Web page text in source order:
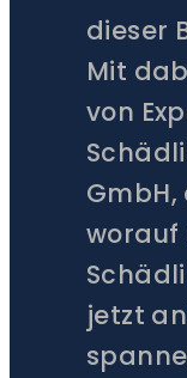
dieser
Mit
von
GmbH,
worauf
jetzt